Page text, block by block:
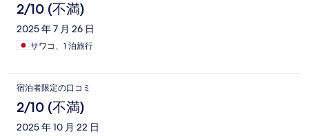
2/10 (不満)
2025 年 7 月 26 日
サワコ、1 泊旅行
宿泊者限定の口コミ
2/10 (不満)
2025 年 10 月 22 日